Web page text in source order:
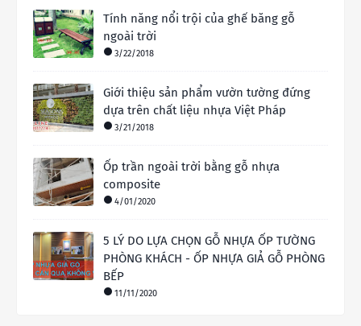
Tính năng nổi trội của ghế băng gỗ
ngoài trời
3/22/2018
Giới thiệu sản phẩm vườn tường đứng
dựa trên chất liệu nhựa Việt Pháp
3/21/2018
Ốp trần ngoài trời bằng gỗ nhựa
composite
4/01/2020
5 LÝ DO LỰA CHỌN GỖ NHỰA ỐP TƯỜNG
PHÒNG KHÁCH - ỐP NHỰA GIẢ GỖ PHÒNG
BẾP
11/11/2020